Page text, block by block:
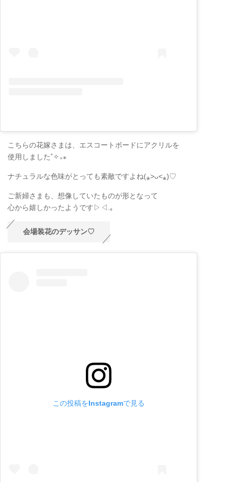
こちらの花嫁さまは、エスコートボードにアクリルを
使用しました˚✧₊⁎
ナチュラルな色味がとっても素敵ですよね(⁎˃ᴗ˂⁎)♡
ご新婦さまも、想像していたものが形となって
心から嬉しかったようです▷◁.｡
会場装花のデッサン♡
この投稿をInstagramで見る